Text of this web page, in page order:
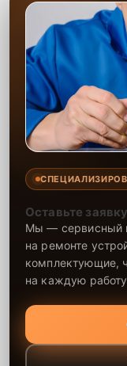
Оставьте
Мы — сервисный
на ремонте
комплектующие,
на каждую